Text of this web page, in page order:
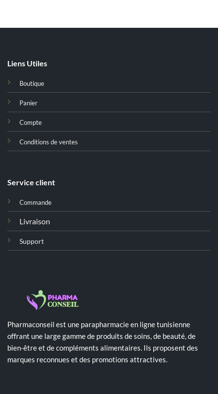
Liens Utiles
Boutique
Panier
Compte
Conditions de ventes
Service client
Commande
Livraison
Support
Pharmaconseil est une parapharmacie en ligne tunisienne
offrant une large gamme de produits de soins, de beauté, de
bien-être et de compléments alimentaires. Ils proposent des
marques reconnues et des promotions attractives.